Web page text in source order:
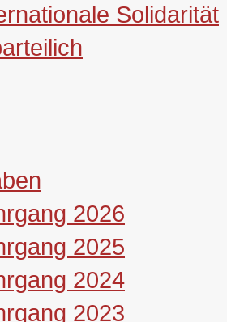
Solidarität
2026
2025
2024
2023